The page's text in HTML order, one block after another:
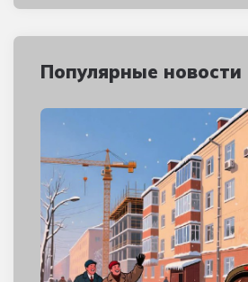
Популярные новости